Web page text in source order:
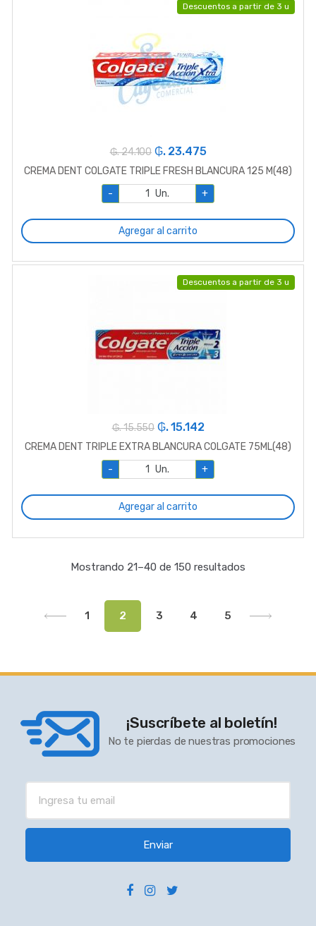
Descuentos a partir de 3 u
₲. 24.100 ₲. 23.475
CREMA DENT COLGATE TRIPLE FRESH BLANCURA 125 M(48)
-
Un. +
Agregar al carrito
Descuentos a partir de 3 u
₲. 15.550 ₲. 15.142
CREMA DENT TRIPLE EXTRA BLANCURA COLGATE 75ML(48)
-
Un. +
Agregar al carrito
Mostrando 21–40 de 150 resultados
1 2 3 4 5
¡Suscríbete al boletín!
No te pierdas de nuestras promociones
Enviar